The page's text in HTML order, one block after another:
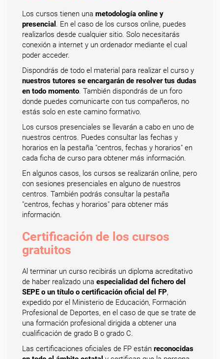
Los cursos tienen una metodología online y
presencial . En el caso de los cursos online, puedes
realizarlos desde cualquier sitio. Solo necesitarás
conexión a internet y un ordenador mediante el cual
poder acceder.
Dispondrás de todo el material para realizar el curso y
nuestros tutores se encargarán de resolver tus dudas
en todo momento. También dispondrás de un foro
donde puedes comunicarte con tus compañeros, no
estás solo en este camino formativo.
Los cursos presenciales se llevarán a cabo en uno de
nuestros centros. Puedes consultar las fechas y
horarios en la pestaña "centros, fechas y horarios" en
cada ficha de curso para obtener más información.
En algunos casos, los cursos se realizarán online, pero
con sesiones presenciales en alguno de nuestros
centros. También podrás consultar la pestaña
"centros, fechas y horarios" para obtener más
información.
Certificación de los cursos
gratuitos
Al terminar un curso recibirás un diploma acreditativo
de haber realizado una especialidad del fichero del
SEPE o un título o certificación oficial del FP,
expedido por el Ministerio de Educación, Formación
Profesional de Deportes, en el caso de que se trate de
una formación profesional dirigida a obtener una
cualificación de grado B o grado C.
Las certificaciones oficiales de FP están reconocidas